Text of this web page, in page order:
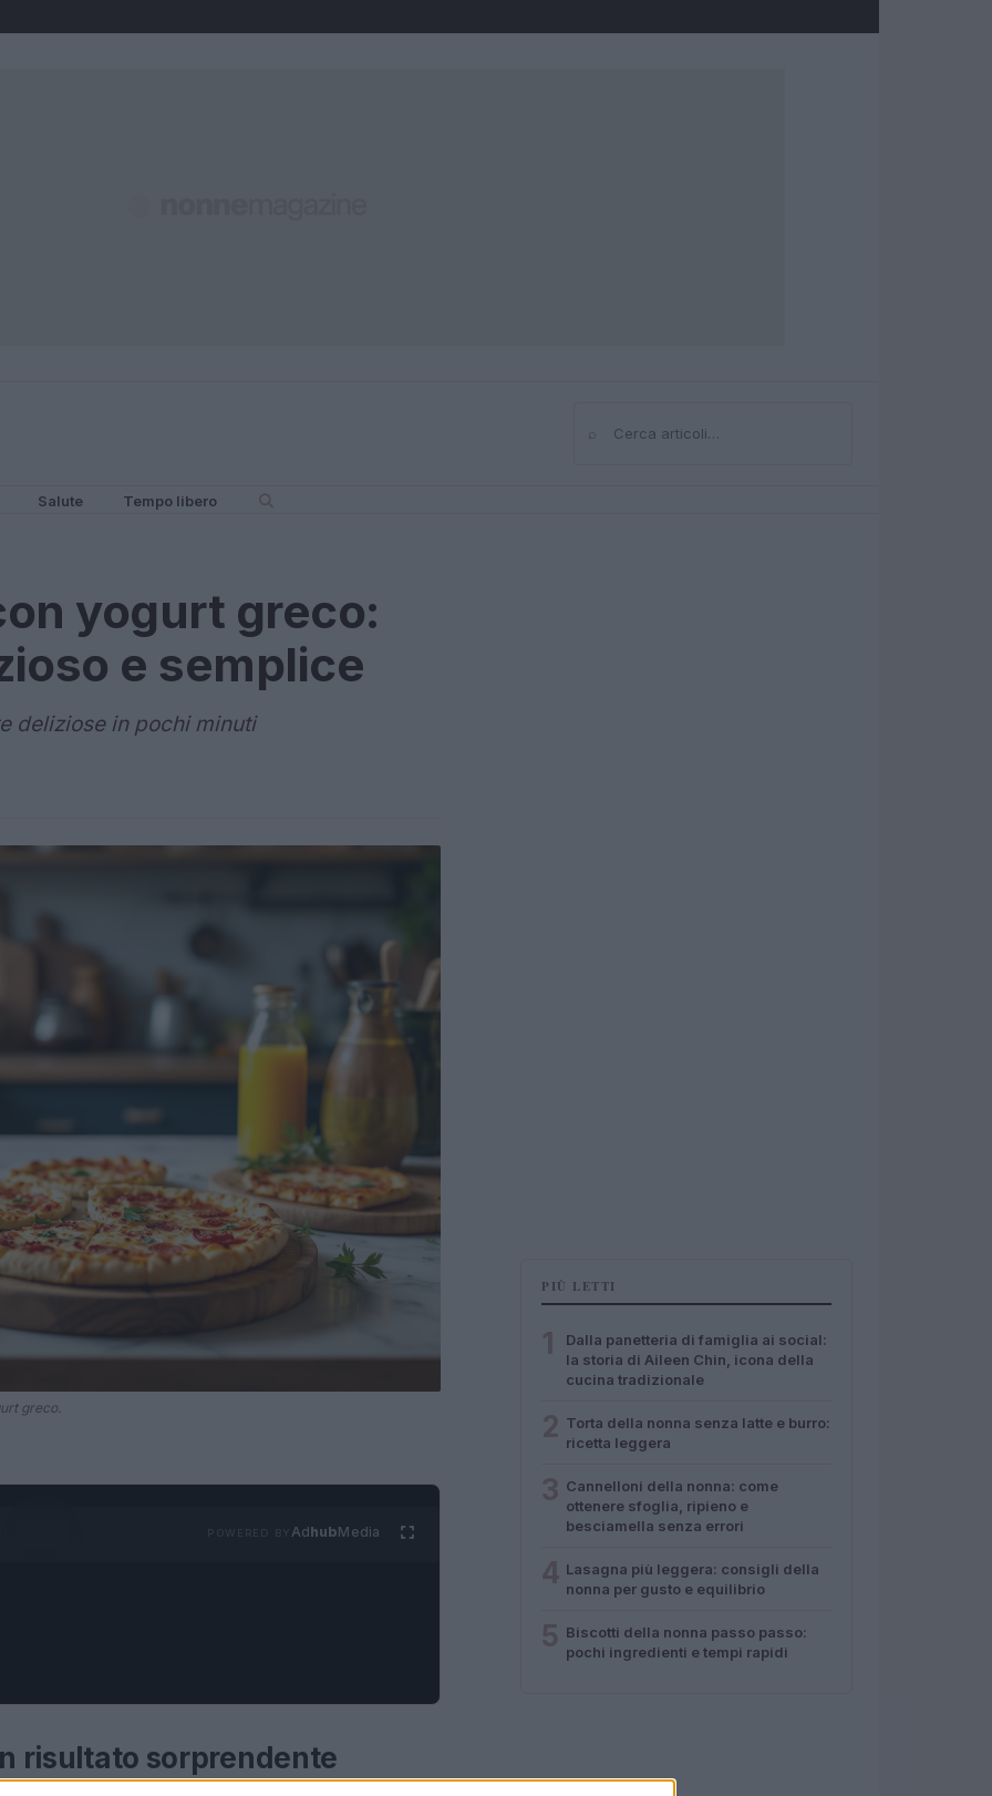
⌕Cerca
Salute Tempo libero
yogurt greco:
e semplice
deliziose in pochi minuti
greco.
AdhubMedia
risultato sorprendente
PIÙ LETTI
Dalla panetteria di famiglia ai social:
la storia di Aileen Chin, icona della
cucina tradizionale
Torta della nonna senza latte e burro:
ricetta leggera
Cannelloni della nonna: come
ottenere sfoglia, ripieno e
besciamella senza errori
Lasagna più leggera: consigli della
nonna per gusto e equilibrio
Biscotti della nonna passo passo:
pochi ingredienti e tempi rapidi